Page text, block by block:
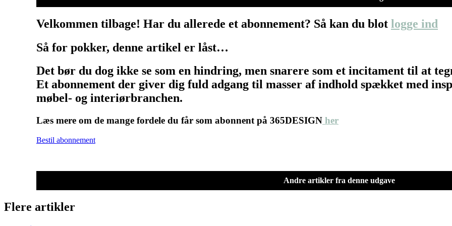
Velkommen tilbage! Har du allerede et abonnement? Så kan du blot logge ind
Så for pokker, denne artikel er låst…
Det bør du dog ikke se som en hindring, men snarere som et incitament til at
Et abonnement der giver dig fuld adgang til masser af indhold spækket med
møbel- og interiørbranchen.
Læs mere om de mange fordele du får som abonnent på 365DESIGN her
Bestil abonnement
Andre artikler fra denne udgave
Flere artikler